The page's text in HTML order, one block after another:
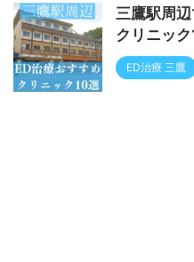
三鷹駅周
クリニッ
ED治療 三鷹